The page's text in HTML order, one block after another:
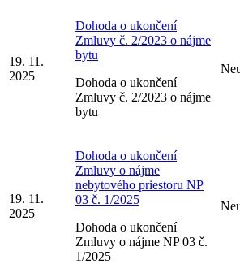
19. 11.
2025
Dohoda o ukončení
Zmluvy č. 2/2023 o nájme
bytu
Dohoda o ukončení
Zmluvy č. 2/2023 o nájme
bytu
19. 11.
2025
Dohoda o ukončení
Zmluvy o nájme
nebytového priestoru NP
03 č. 1/2025
Dohoda o ukončení
Zmluvy o nájme NP 03 č.
1/2025